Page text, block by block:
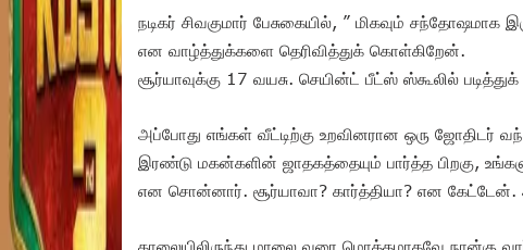
நடிகர் சிவகுமார் பேசுகையில், ” மிகவும்
என வாழ்த்துக்களை தெரிவித்துக் கொள்கிறேன்.
சூர்யாவுக்கு 17 வயசு. செயின்ட் பீட்ஸ் ஸ்கூலில்
அப்போது எங்கள் வீட்டிற்கு உறவினரான ஒரு ஜோதிடர்
இரண்டு மகன்களின் ஜாதகத்தையும் பார்த்த பிறகு,
என சொன்னார். சூர்யாவா? கார்த்தியா? என
காலையிலிருந்து மாலை வரை மொத்தமாகவே நான்கு